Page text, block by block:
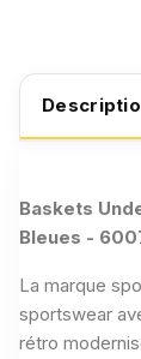
Baskets
Bleues -
La marque
sportswear
rétro